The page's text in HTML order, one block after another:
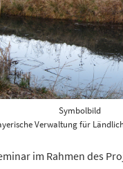
Symbolbild
Verwaltung für
im Rahmen des